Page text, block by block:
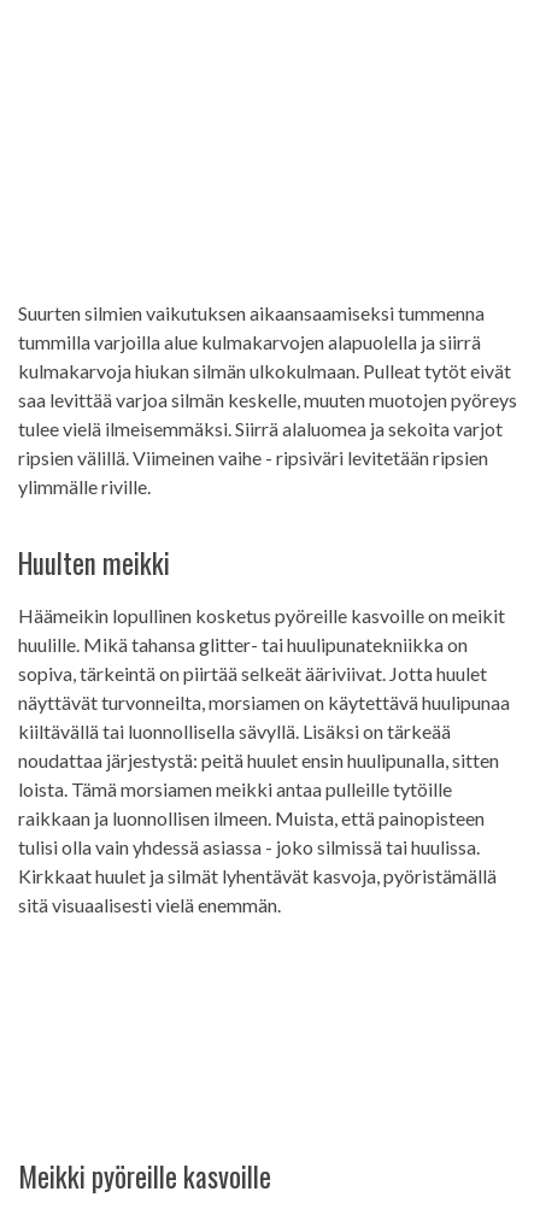
Suurten silmien vaikutuksen aikaansaamiseksi tummenna
tummilla varjoilla alue kulmakarvojen alapuolella ja siirrä
kulmakarvoja hiukan silmän ulkokulmaan. Pulleat tytöt eivät
saa levittää varjoa silmän keskelle, muuten muotojen pyöreys
tulee vielä ilmeisemmäksi. Siirrä alaluomea ja sekoita varjot
ripsien välillä. Viimeinen vaihe - ripsiväri levitetään ripsien
ylimmälle riville.
Huulten meikki
Häämeikin lopullinen kosketus pyöreille kasvoille on meikit
huulille. Mikä tahansa glitter- tai huulipunatekniikka on
sopiva, tärkeintä on piirtää selkeät ääriviivat. Jotta huulet
näyttävät turvonneilta, morsiamen on käytettävä huulipunaa
kiiltävällä tai luonnollisella sävyllä. Lisäksi on tärkeää
noudattaa järjestystä: peitä huulet ensin huulipunalla, sitten
loista. Tämä morsiamen meikki antaa pulleille tytöille
raikkaan ja luonnollisen ilmeen. Muista, että painopisteen
tulisi olla vain yhdessä asiassa - joko silmissä tai huulissa.
Kirkkaat huulet ja silmät lyhentävät kasvoja, pyöristämällä
sitä visuaalisesti vielä enemmän.
Meikki pyöreille kasvoille